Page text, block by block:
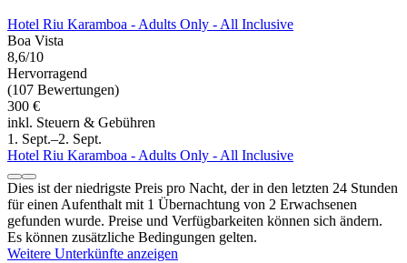
Hotel Riu Karamboa - Adults Only - All Inclusive
Boa Vista
8,6/10
Hervorragend
(107 Bewertungen)
300 €
inkl. Steuern & Gebühren
1. Sept.–2. Sept.
Hotel Riu Karamboa - Adults Only - All Inclusive
Dies ist der niedrigste Preis pro Nacht, der in den letzten 24 Stunden
für einen Aufenthalt mit 1 Übernachtung von 2 Erwachsenen
gefunden wurde. Preise und Verfügbarkeiten können sich ändern.
Es können zusätzliche Bedingungen gelten.
Weitere Unterkünfte anzeigen